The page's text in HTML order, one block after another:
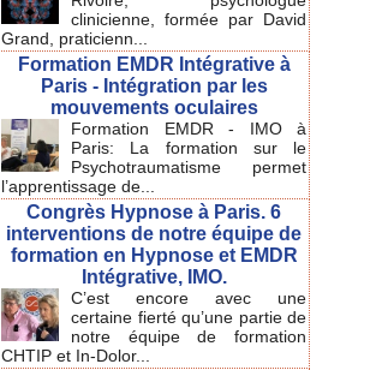
clinicienne, formée par David
Grand, praticienn...
Formation EMDR Intégrative à
Paris - Intégration par les
mouvements oculaires
Formation EMDR - IMO à
Paris: La formation sur le
Psychotraumatisme permet
l’apprentissage de...
Congrès Hypnose à Paris. 6
interventions de notre équipe de
formation en Hypnose et EMDR
Intégrative, IMO.
C’est encore avec une
certaine fierté qu’une partie de
notre équipe de formation
CHTIP et In-Dolor...